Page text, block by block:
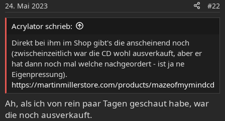
n
e
n
24. Mai 2023 #22
Acrylator schrieb:
Direkt bei ihm im Shop gibt's die anscheinend noch
(zwischeinzeitlich war die CD wohl ausverkauft, aber er
hat dann noch mal welche nachgeordert - ist ja ne
Eigenpressung).
https://martinmillerstore.com/products/mazeofmymindcd
Ah, als ich von rein paar Tagen geschaut habe, war
die noch ausverkauft.